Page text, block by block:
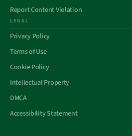
Report Content Violation
LEGAL
Privacy Policy
Terms of Use
Cookie Policy
Intellectual Property
DMCA
Accessibility Statement